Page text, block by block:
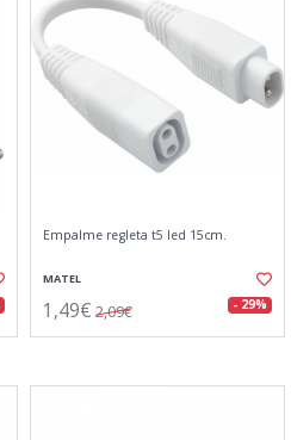
Empalme regleta t5 led 15cm.
MATEL
1,49€ 2,09€ - 29%